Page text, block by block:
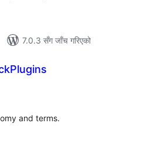
7.0.3 सँग जाँच गरिएको
and terms.